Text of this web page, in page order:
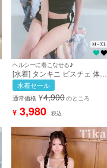
ヘルシーに着こなせる♪
[水着] タンキニ ビスチェ 体型
カバー お腹カバー ドロスト
クロス ホルターネック ワンカ
ラー グリーン 露出控えめ 韓
国風 ヘルシー XLサイズあり
大きいサイズ ビキニ (聖菜着
水着セール
通常価格 ¥4,900のところ
¥ 3,980 税込